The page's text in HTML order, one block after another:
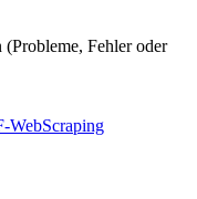
Fehler oder
WebScraping